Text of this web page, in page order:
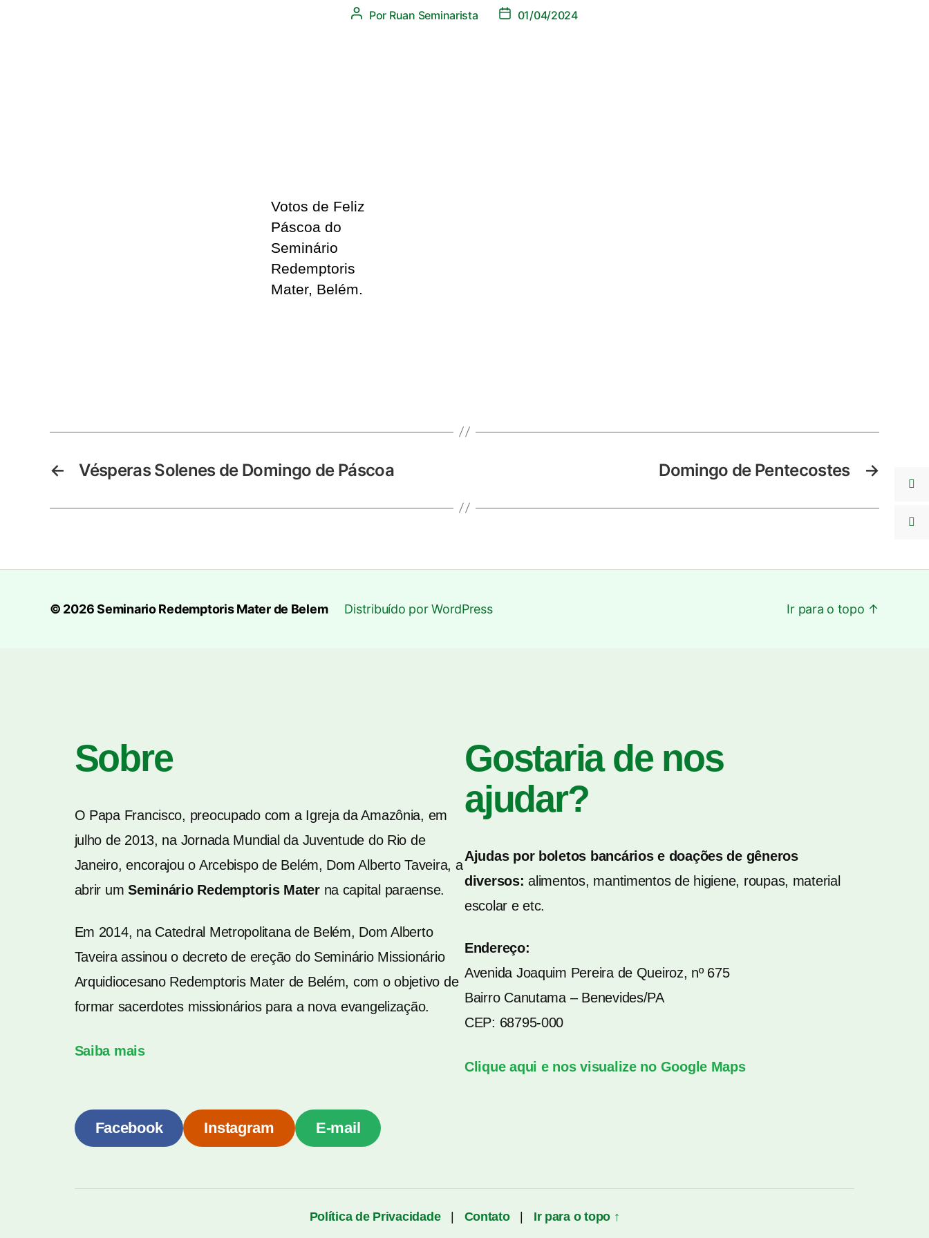
Por Ruan Seminarista 01/04/2024
Votos de Feliz
Páscoa do
Seminário
Redemptoris
Mater, Belém.
← Vésperas Solenes de Domingo de Páscoa →
Domingo de Pentecostes
© 2026Seminario Redemptoris Mater de Belem Distribuído por WordPress Ir para o topo ↑
Sobre
O Papa Francisco, preocupado com a Igreja da Amazônia, em
julho de 2013, na Jornada Mundial da Juventude do Rio de
Janeiro, encorajou o Arcebispo de Belém, Dom Alberto Taveira, a
abrir umSeminário Redemptoris Materna capital paraense.
Em 2014, na Catedral Metropolitana de Belém, Dom Alberto
Taveira assinou o decreto de ereção do Seminário Missionário
Arquidiocesano Redemptoris Mater de Belém, com o objetivo de
formar sacerdotes missionários para a nova evangelização.
Saiba mais
Gostaria de nos
ajudar?
Ajudas por boletos bancários e doações de gêneros
diversos: alimentos, mantimentos de higiene, roupas, material
escolar e etc.
Endereço:
Avenida Joaquim Pereira de Queiroz, nº 675
Bairro Canutama – Benevides/PA
CEP: 68795-000
Clique aqui e nos visualize no Google Maps
Facebook Instagram E-mail
Política de Privacidade | Contato | Ir para o topo ↑